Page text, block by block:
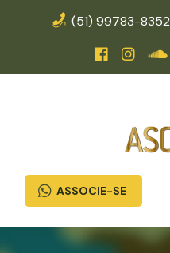
(51) 99783-8352
ASSOCIE-SE